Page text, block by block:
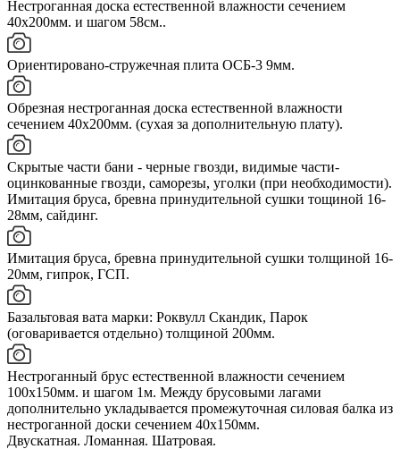
Нестроганная доска естественной влажности сечением
40х200мм. и шагом 58см..
Ориентировано-стружечная плита ОСБ-3 9мм.
Обрезная нестроганная доска естественной влажности
сечением 40х200мм. (сухая за дополнительную плату).
Скрытые части бани - черные гвозди, видимые части-
оцинкованные гвозди, саморезы, уголки (при необходимости).
Имитация бруса, бревна принудительной сушки тощиной 16-
28мм, сайдинг.
Имитация бруса, бревна принудительной сушки толщиной 16-
20мм, гипрок, ГСП.
Базальтовая вата марки: Роквулл Скандик, Парок
(оговаривается отдельно) толщиной 200мм.
Нестроганный брус естественной влажности сечением
100х150мм. и шагом 1м. Между брусовыми лагами
дополнительно укладывается промежуточная силовая балка из
нестроганной доски сечением 40х150мм.
Двускатная. Ломанная. Шатровая.